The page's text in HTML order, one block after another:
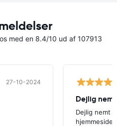
med en 8.4/10 ud af 107913
27-10-2024
Dejlig
Dejlig nemt